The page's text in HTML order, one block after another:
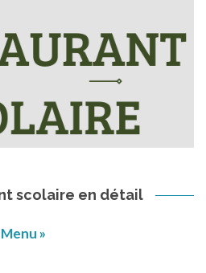
scolaire en détail
»